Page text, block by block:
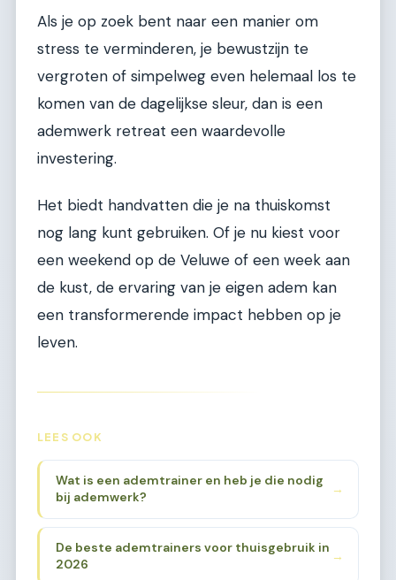
Als je op zoek bent naar een manier om
stress te verminderen, je bewustzijn te
vergroten of simpelweg even helemaal los te
komen van de dagelijkse sleur, dan is een
ademwerk retreat een waardevolle
investering.
Het biedt handvatten die je na thuiskomst
nog lang kunt gebruiken. Of je nu kiest voor
een weekend op de Veluwe of een week aan
de kust, de ervaring van je eigen adem kan
een transformerende impact hebben op je
leven.
LEES OOK
Wat is een ademtrainer en heb je die nodig
bij ademwerk?
→
De beste ademtrainers voor thuisgebruik in
2026
→